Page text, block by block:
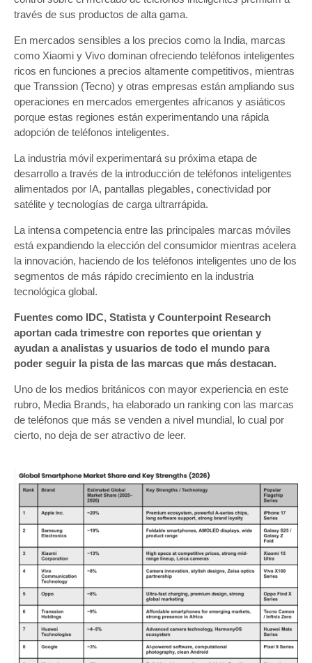
través de sus productos de alta gama.
En mercados sensibles a los precios como la India, marcas
como Xiaomi y Vivo dominan ofreciendo teléfonos inteligentes
ricos en funciones a precios altamente competitivos, mientras
que Transsion (Tecno) y otras empresas están ampliando sus
operaciones en mercados emergentes africanos y asiáticos
porque estas regiones están experimentando una rápida
adopción de teléfonos inteligentes.
La industria móvil experimentará su próxima etapa de
desarrollo a través de la introducción de teléfonos inteligentes
alimentados por IA, pantallas plegables, conectividad por
satélite y tecnologías de carga ultrarrápida.
La intensa competencia entre las principales marcas móviles
está expandiendo la elección del consumidor mientras acelera
la innovación, haciendo de los teléfonos inteligentes uno de los
segmentos de más rápido crecimiento en la industria
tecnológica global.
Fuentes como IDC, Statista y Counterpoint Research
aportan cada trimestre con reportes que orientan y
ayudan a analistas y usuarios de todo el mundo para
poder seguir la pista de las marcas que más destacan.
Uno de los medios británicos con mayor experiencia en este
rubro, Media Brands, ha elaborado un ranking con las marcas
de teléfonos que más se venden a nivel mundial, lo cual por
cierto, no deja de ser atractivo de leer.